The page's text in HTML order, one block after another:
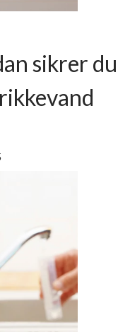
sikrer du